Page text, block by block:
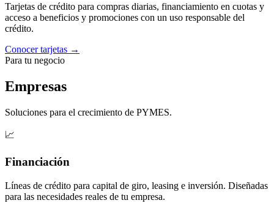
Tarjetas de crédito para compras diarias, financiamiento en cuotas y
acceso a beneficios y promociones con un uso responsable del
crédito.
Conocer tarjetas →
Para tu negocio
Empresas
Soluciones para el crecimiento de PYMES.
📈
Financiación
Líneas de crédito para capital de giro, leasing e inversión. Diseñadas
para las necesidades reales de tu empresa.